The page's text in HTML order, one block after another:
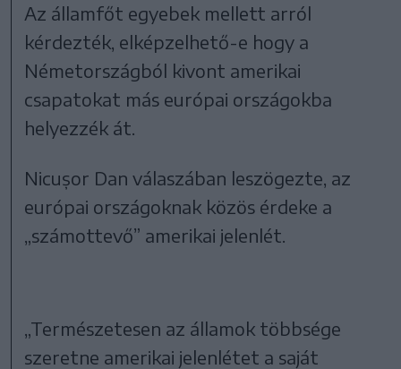
Az államfőt egyebek mellett arról
kérdezték, elképzelhető-e hogy a
Németországból kivont amerikai
csapatokat más európai országokba
helyezzék át.
Nicușor Dan válaszában leszögezte, az
európai országoknak közös érdeke a
„számottevő” amerikai jelenlét.
„Természetesen az államok többsége
szeretne amerikai jelenlétet a saját